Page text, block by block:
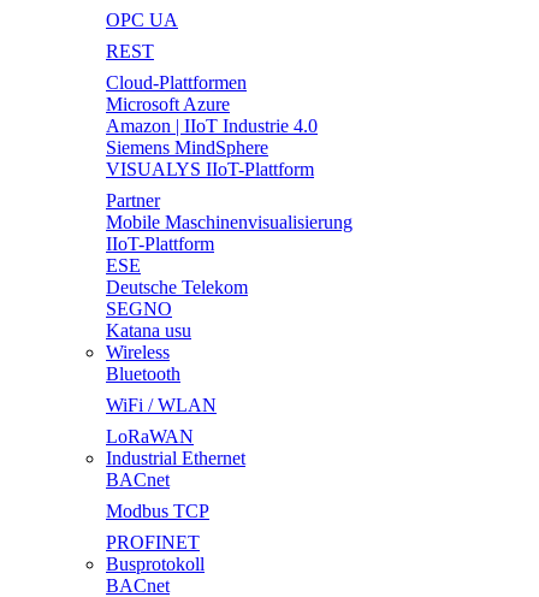
OPC UA
REST
Cloud-Plattformen
Microsoft Azure
Amazon | IIoT Industrie 4.0
Siemens MindSphere
VISUALYS IIoT-Plattform
Partner
Mobile Maschinenvisualisierung
IIoT-Plattform
ESE
Deutsche Telekom
SEGNO
Katana usu
Wireless
Bluetooth
WiFi / WLAN
LoRaWAN
Industrial Ethernet
BACnet
Modbus TCP
PROFINET
Busprotokoll
BACnet